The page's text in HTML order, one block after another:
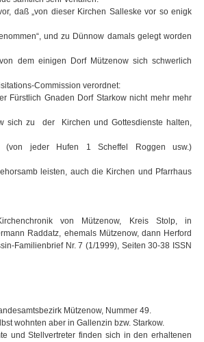
daß „von dieser Kirchen Salleske vor so enigk
und zu Dünnow damals gelegt worden
dem einigen Dorf Mützenow sich schwerlich
Commission verordnet:
Fürstlich Gnaden Dorf Starkow nicht mehr mehr
sich zu der Kirchen und Gottesdienste halten,
(von jeder Hufen 1 Scheffel Roggen usw.)
leisten, auch die Kirchen und Pfarrhaus
von Mützenow, Kreis Stolp, in
Raddatz, ehemals Mützenow, dann Herford
Familienbrief Nr. 7 (1/1999), Seiten 30-38 ISSN
Mützenow, Nummer 49.
wohnten aber in Gallenzin bzw. Starkow.
und Stellvertreter finden sich in den erhaltenen